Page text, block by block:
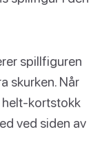
spillfiguren
skurken. Når
helt-kortstokk
ved siden av